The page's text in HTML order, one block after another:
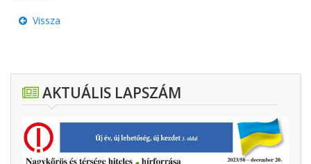
Vissza
AKTUÁLIS LAPSZÁM